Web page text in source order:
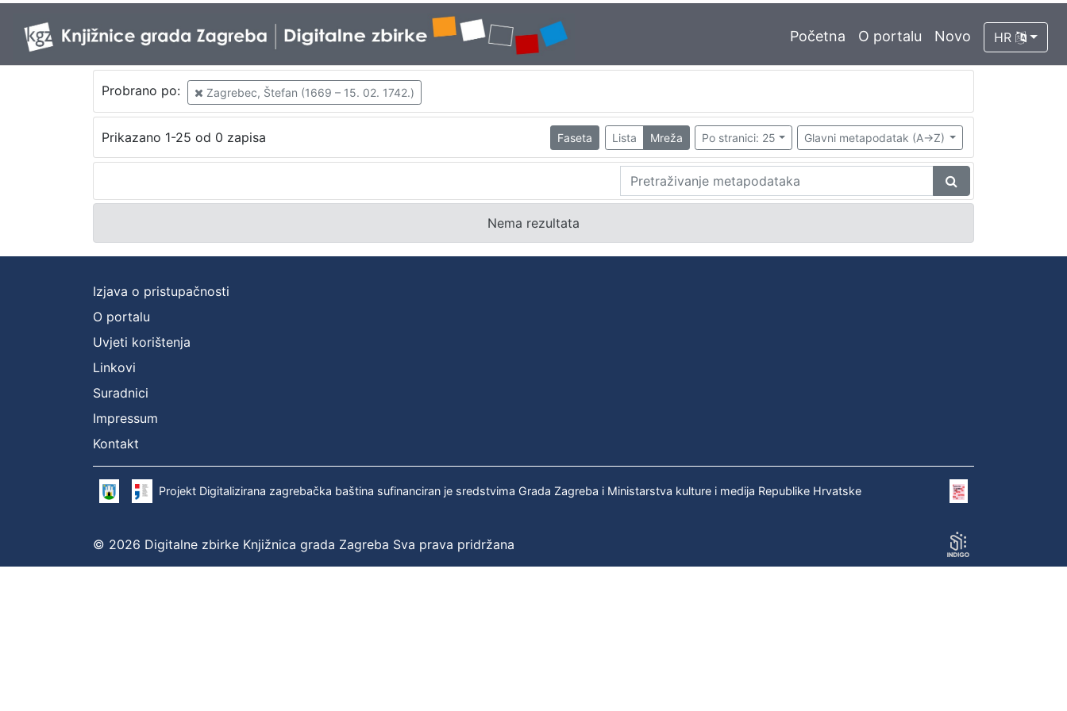
Početna O portalu Novo HR
Probrano po: Zagrebec, Štefan (1669 – 15. 02. 1742.)
Prikazano 1-25 od 0 zapisa Faseta Lista Mreža Po stranici: 25 Glavni metapodatak (A->Z)
Nema rezultata
Izjava o pristupačnosti
O portalu
Uvjeti korištenja
Linkovi
Suradnici
Impressum
Kontakt
Projekt Digitalizirana zagrebačka baština sufinanciran je sredstvima Grada Zagreba i Ministarstva kulture i medija Republike Hrvatske
© 2026 Digitalne zbirke Knjižnica grada Zagreba Sva prava pridržana